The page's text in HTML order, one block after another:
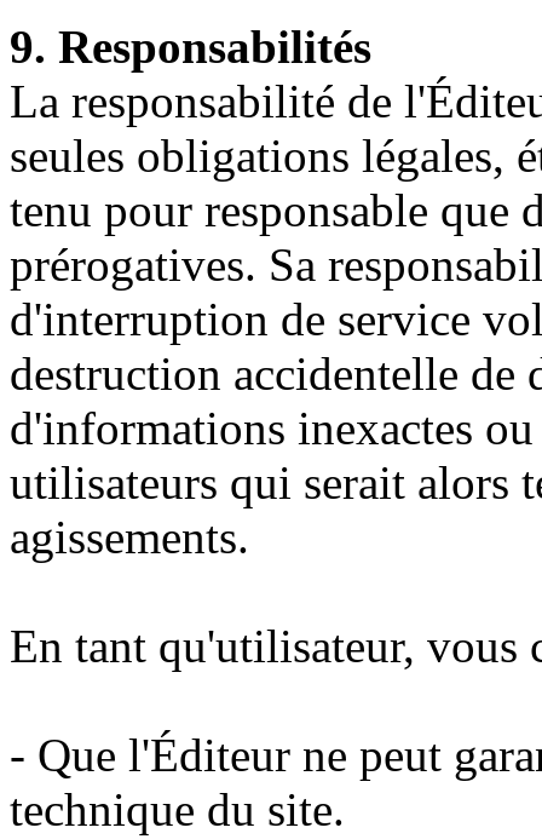
9. Responsabilités
La responsabilité de
seules obligations légales,
tenu pour responsable que
prérogatives. Sa
d'interruption de service
destruction accidentelle de
d'informations inexactes
utilisateurs qui serait alors
agissements.
En tant qu'utilisateur, vous
- Que l'Éditeur ne peut
technique du site.